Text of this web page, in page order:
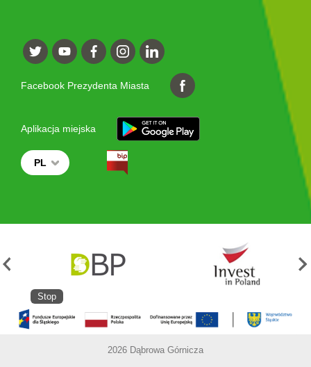
Facebook Prezydenta Miasta
Aplikacja miejska
PL
Stop
2026 Dąbrowa Górnicza